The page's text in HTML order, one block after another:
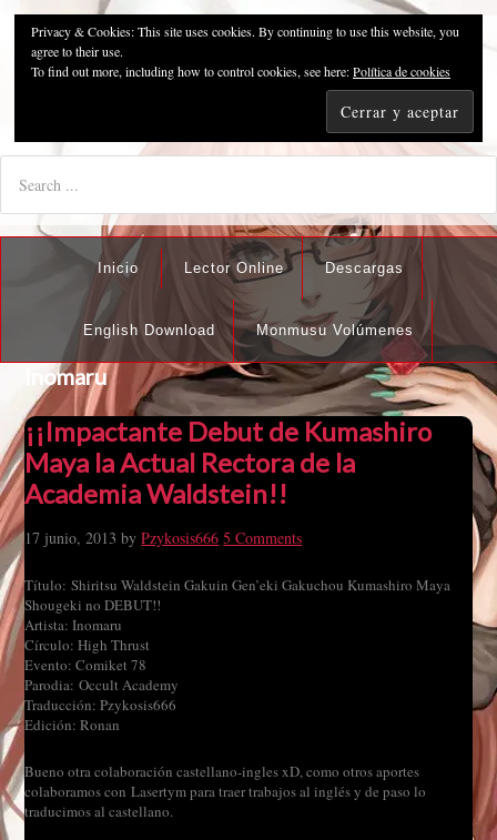
Pzykosis666HFansub
"I'm the best there is at what I do, but what I do best isn't very
Inicio Lector Online Descargas
English Download Monmusu Volúmenes
Inomaru
¡¡Impactante Debut de Kumashiro
Maya la Actual Rectora de la
Academia Waldstein!!
17 junio, 2013 byPzykosis666 5 Comments
Título: Shiritsu Waldstein Gakuin Gen’eki Gakuchou Kumashiro Maya
Shougeki no DEBUT!!
Artista: Inomaru
Círculo: High Thrust
Evento: Comiket 78
Parodia: Occult Academy
Traducción: Pzykosis666
Edición: Ronan
Bueno otra colaboración castellano-ingles xD, como otros aportes
colaboramos con Lasertym para traer trabajos al inglés y de paso lo
traducimos al castellano.
Privacy & Cookies: This site uses cookies. By continuing to use this website, you
agree to their use.
To find out more, including how to control cookies, see here:Política de cookies